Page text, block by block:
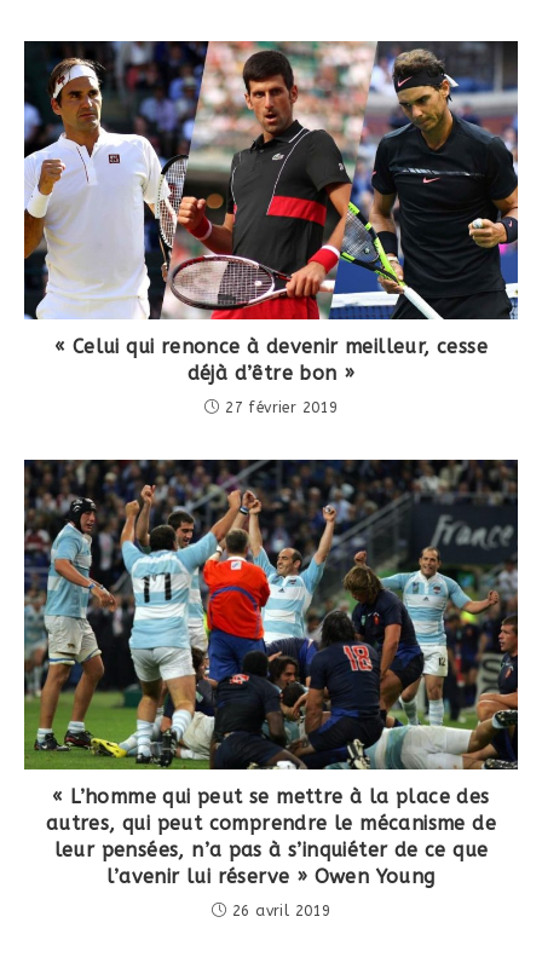
« Celui qui renonce à devenir meilleur, cesse
déjà d’être bon »
27 février 2019
« L’homme qui peut se mettre à la place des
autres, qui peut comprendre le mécanisme de
leur pensées, n’a pas à s’inquiéter de ce que
l’avenir lui réserve » Owen Young
26 avril 2019